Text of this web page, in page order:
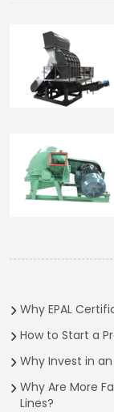
Why EPAL
How to Start a
Why Invest in
Why Are More
Lines?